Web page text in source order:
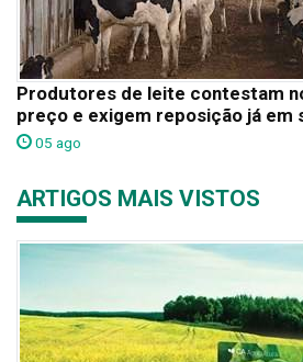
Produtores de leite contestam
preço e exigem reposição já em
05 ago
ARTIGOS MAIS VISTOS